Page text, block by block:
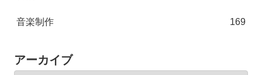
音楽制作 169
アーカイブ